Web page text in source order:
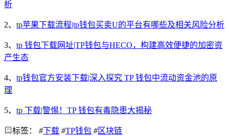
析
2、 tp苹果下载流程|tp钱包买卖U的平台有哪些及相关风险分析
3、 tp 钱包下载网址|TP钱包与HECO，构建高效便捷的加密资
产生态
4、 tp钱包官方安装下载|深入探究 TP 钱包中流动资金池的原
理
5、 tp 下载|警惕！TP 钱包有毒隐患大揭秘
标签： #下载 #TP钱包 #区块链